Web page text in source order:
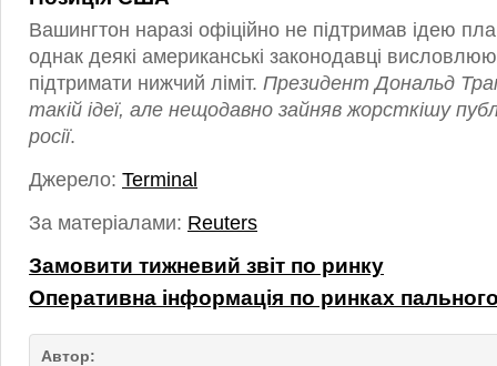
Вашингтон наразі офіційно не підтримав ідею
однак деякі американські законодавці
підтримати нижчий ліміт. Президент Дональд
такій ідеї, але нещодавно зайняв жорсткішу
росії.
Джерело: Terminal
За матеріалами: Reuters
Замовити тижневий звіт по ринку
Оперативна інформація по ринках
Автор: